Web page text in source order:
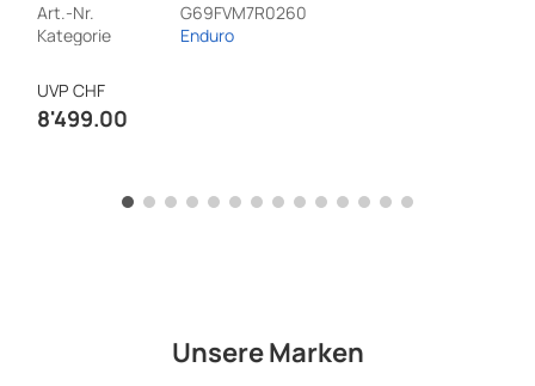
Art.-Nr.
G69FVM7R0260
Kategorie
Enduro
UVP CHF
8'499.00
Unsere Marken